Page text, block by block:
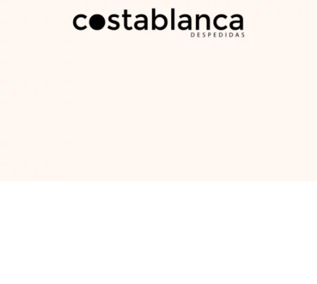
Despedidas Costablanca
Arte web / Id Corporativa / Id grafica